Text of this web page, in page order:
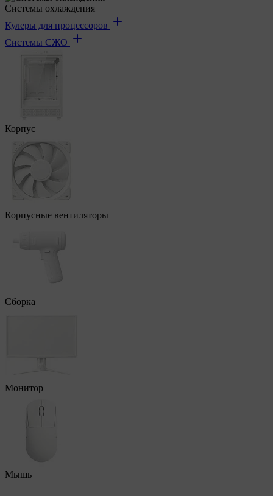
Системы охлаждения
Кулеры для процессоров
Системы СЖО
Корпус
Корпусные вентиляторы
Сборка
Монитор
Мышь